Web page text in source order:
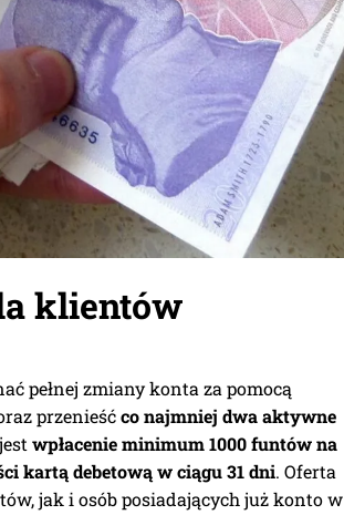
klientów
pełnej zmiany konta za pomocą
przenieśćco najmniej dwa aktywne
wpłacenie minimum 1000 funtów na
kartą debetową w ciągu 31 dni. Oferta
jak i osób posiadających już konto w